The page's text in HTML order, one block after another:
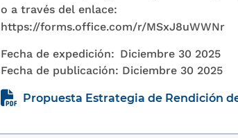
o a través del enlace:
https://forms.office.com/r/MSxJ8uWWNr
Fecha de expedición: Diciembre 30 2025
Fecha de publicación: Diciembre 30 2025
Propuesta Estrategia de Rendición